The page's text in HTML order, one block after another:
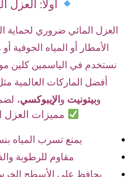
أولًا: العزل
العزل المائي ضروري
الأمطار أو المياه الجوفية
نستخدم في الياسمين كلين
أفضل الماركات العالمية
وبيتونيت والإيبوكسي،
مميزات العزل
يمنع تسرب المياه بنسبة
مقاوم للرطوبة
يحافظ على الأسطح